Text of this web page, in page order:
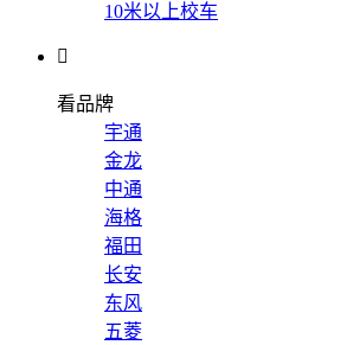
10米以上校车

看品牌
宇通
金龙
中通
海格
福田
长安
东风
五菱